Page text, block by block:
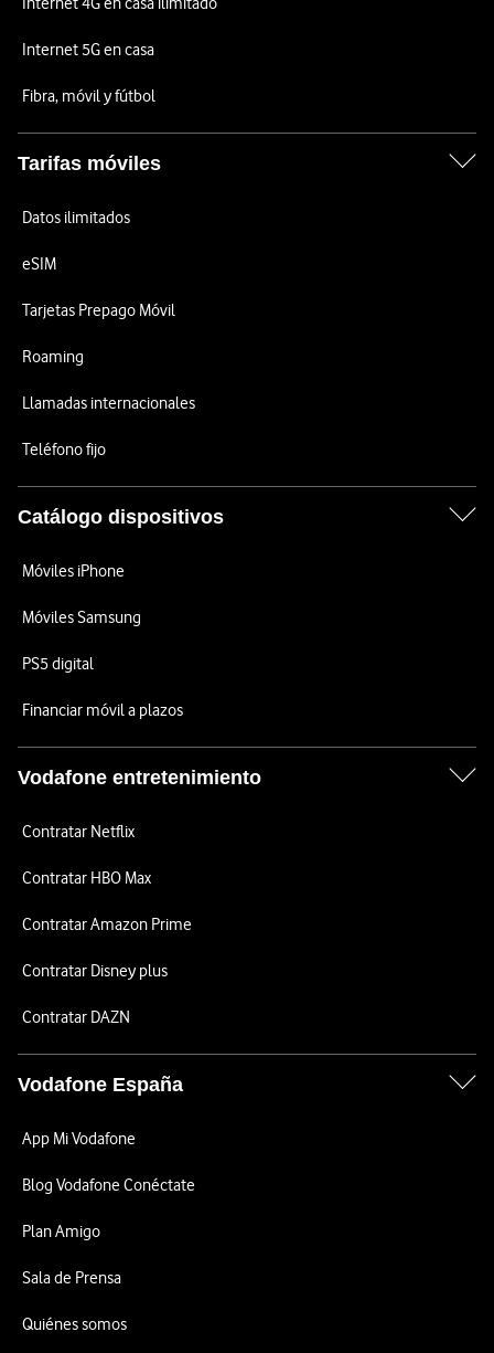
Internet 5G en casa
Fibra, móvil y fútbol
Tarifas móviles
Datos ilimitados
eSIM
Tarjetas Prepago Móvil
Roaming
Llamadas internacionales
Teléfono fijo
Catálogo dispositivos
Móviles iPhone
Móviles Samsung
PS5 digital
Financiar móvil a plazos
Vodafone entretenimiento
Contratar Netflix
Contratar HBO Max
Contratar Amazon Prime
Contratar Disney plus
Contratar DAZN
Vodafone España
App Mi Vodafone
Blog Vodafone Conéctate
Plan Amigo
Sala de Prensa
Quiénes somos